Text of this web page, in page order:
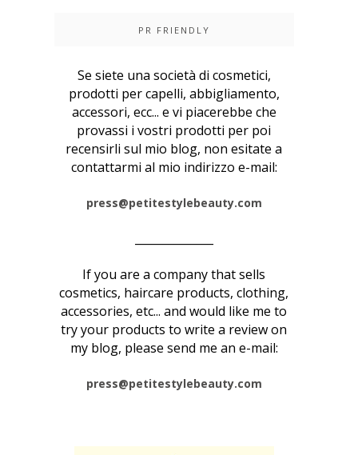
PR FRIENDLY
Se siete una società di cosmetici,
prodotti per capelli, abbigliamento,
accessori, ecc... e vi piacerebbe che
provassi i vostri prodotti per poi
recensirli sul mio blog, non esitate a
contattarmi al mio indirizzo e-mail:
press@petitestylebeauty.com
If you are a company that sells
cosmetics, haircare products, clothing,
accessories, etc... and would like me to
try your products to write a review on
my blog, please send me an e-mail:
press@petitestylebeauty.com